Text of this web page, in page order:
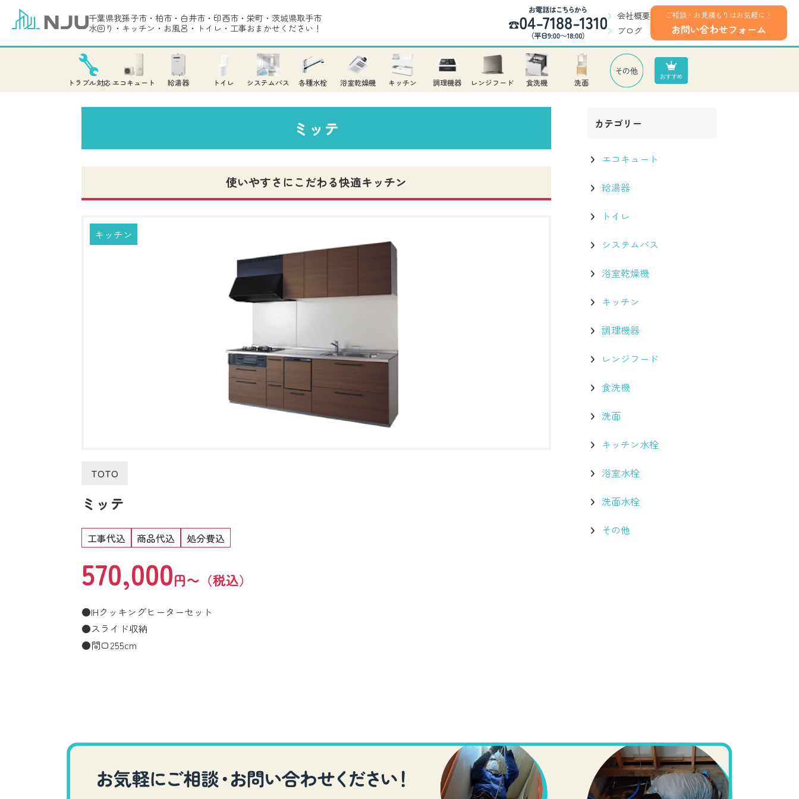
千葉県我孫子市・柏市・白井市・印西市・栄町・茨城県取手市
水回り・キッチン・お風呂・トイレ・工事おまかせください！
会社概要
ブログ
ご相談・お見積もりはお気軽に！
お問い合わせフォーム
トラブル対応 エコキュート 給湯器 トイレ システムバス 各種水栓 浴室乾燥機 キッチン 調理機器 レンジフード 食洗機 洗面
ミッテ
使いやすさにこだわる快適キッチン
キッチン
TOTO
ミッテ
工事代込 商品代込 処分費込
570,000円～（税込）
●IHクッキングヒーターセット
●スライド収納
●間口255cm
カテゴリー
エコキュート
給湯器
トイレ
システムバス
浴室乾燥機
キッチン
調理機器
レンジフード
食洗機
洗面
キッチン水栓
浴室水栓
洗面水栓
その他